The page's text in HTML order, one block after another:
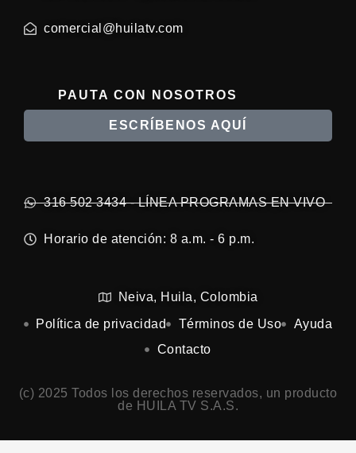
comercial@huilatv.com
PAUTA CON NOSOTROS
ESCRÍBENOS AQUÍ
316 502 3434 - LÍNEA PROGRAMAS EN VIVO
Horario de atención: 8 a.m. - 6 p.m.
Neiva, Huila, Colombia
Política de privacidad
Términos de Uso
Ayuda
Contacto
(c) 2025 Todos los derechos reservados, un producto
de HUILA TV S.A.S.